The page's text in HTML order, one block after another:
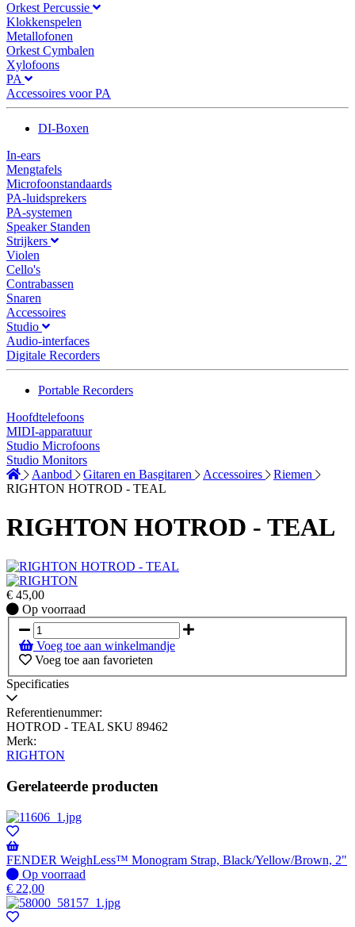
Orkest Percussie
Klokkenspelen
Metallofonen
Orkest Cymbalen
Xylofoons
PA
Accessoires voor PA
DI-Boxen
In-ears
Mengtafels
Microfoonstandaards
PA-luidsprekers
PA-systemen
Speaker Standen
Strijkers
Violen
Cello's
Contrabassen
Snaren
Accessoires
Studio
Audio-interfaces
Digitale Recorders
Portable Recorders
Hoofdtelefoons
MIDI-apparatuur
Studio Microfoons
Studio Monitors
Aanbod
Gitaren en Basgitaren Accessoires
Riemen
RIGHTON HOTROD - TEAL
RIGHTON HOTROD - TEAL
€ 45,00
Op
voorraad
Op voorraad
Voeg toe aan winkelmandje
Voeg toe aan favorieten
Specificaties
Referentienummer:
HOTROD - TEAL SKU 89462
Merk:
RIGHTON
Gerelateerde producten
FENDER WeighLess™ Monogram Strap, Black/Yellow/Brown, 2"
Op
voorraad
Op voorraad
€ 22,00